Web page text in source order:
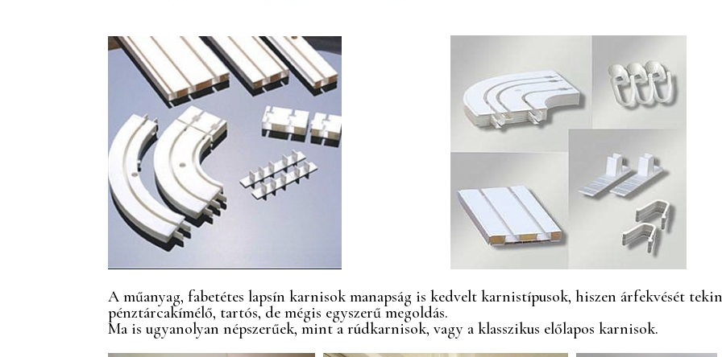
A műanyag, fabetétes lapsín karnisok manapság is kedvelt karnistípusok, hiszen árfekvését
pénztárcakímélő, tartós, de mégis egyszerű megoldás.
Ma is ugyanolyan népszerűek, mint a rúdkarnisok, vagy a klasszikus előlapos karnisok.